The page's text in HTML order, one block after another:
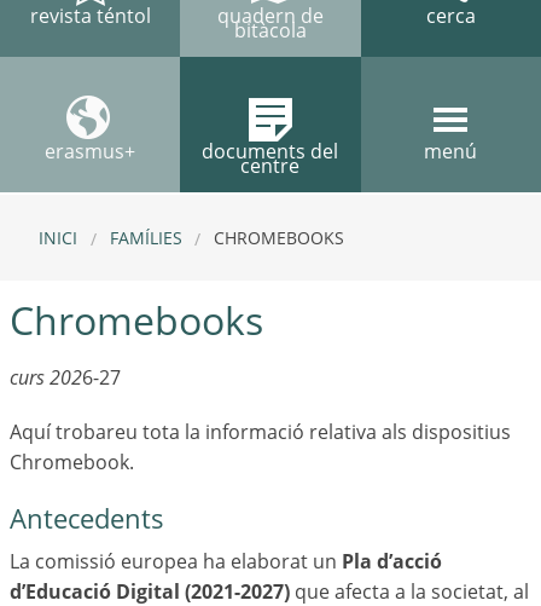
revista téntol quadern de
bitàcola
cerca
erasmus+ documents del
centre
menú
INICI FAMÍLIES CHROMEBOOKS
Chromebooks
curs 2026-27
Aquí trobareu tota la informació relativa als dispositius
Chromebook.
Antecedents
La comissió europea ha elaborat un Pla d’acció
d’Educació Digital (2021-2027) que afecta a la societat, al